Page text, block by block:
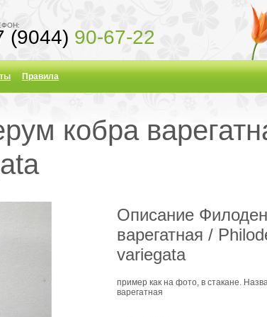
(9044) 90-67-22
Правила
кобра
Описание
варегатная /
variegata
пример как на фото, в стакане.
варегатная